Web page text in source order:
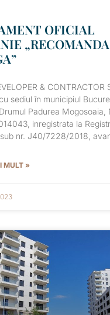
OFICIAL
& CONTRACTOR
sediul în municipiul
Padurea Mogosoaia,
inregistrata la
nr. J40/7228/2018,
MULT »